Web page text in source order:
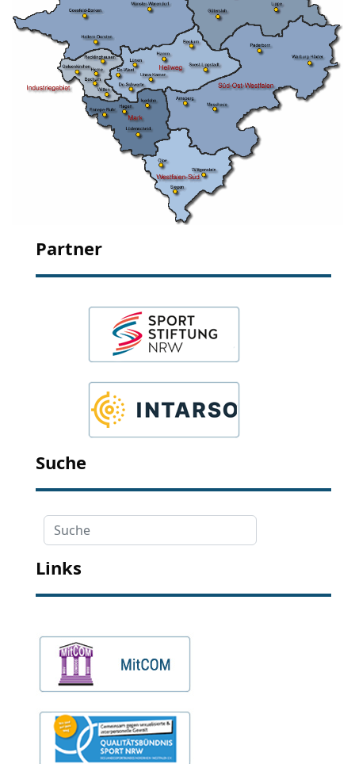
Partner
Suche
Suche
Links